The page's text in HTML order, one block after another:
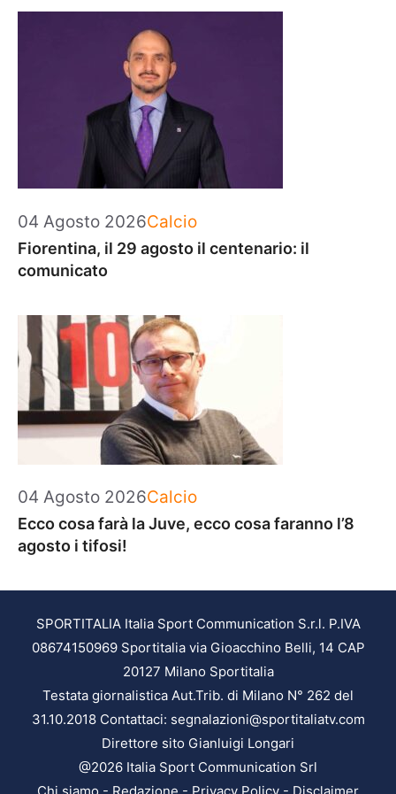
04 Agosto 2026Categorie
Calcio
Fiorentina, il 29 agosto il centenario: il
comunicato
04 Agosto 2026Categorie
Calcio
Ecco cosa farà la Juve, ecco cosa faranno l’8
agosto i tifosi!
SPORTITALIA Italia Sport Communication S.r.l. P.IVA
08674150969 Sportitalia via Gioacchino Belli, 14 CAP
20127 Milano Sportitalia
Testata giornalistica Aut.Trib. di Milano N° 262 del
31.10.2018 Contattaci: segnalazioni@sportitaliatv.com
Direttore sito Gianluigi Longari
@2026 Italia Sport Communication Srl